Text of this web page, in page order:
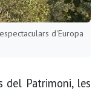
d'Europa
del Patrimoni, les